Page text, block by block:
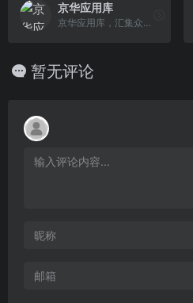
京华应用库
京华应用库，汇集众多有趣的手机应用APP，包含系统软件、日常生活娱乐应用、办公学习APP等，您想要的应用APP快来京华手机应用库这里应有尽有！
暂无评论